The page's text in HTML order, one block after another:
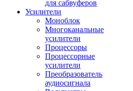
для сабвуферов
Усилители
Моноблок
Многоканальные
усилители
Процессоры
Процессорные
усилители
Преобразователь
аудиосигнала